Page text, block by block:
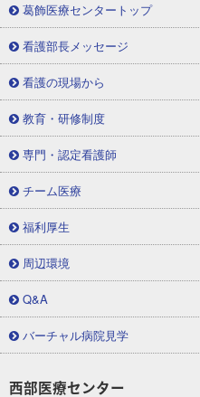
葛飾医療センタートップ
看護部長メッセージ
看護の現場から
教育・研修制度
専門・認定看護師
チーム医療
福利厚生
周辺環境
Q&A
バーチャル病院見学
西部医療センター